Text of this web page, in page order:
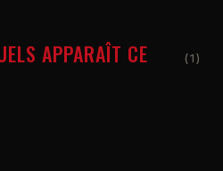
APPARAÎT CE
(1)